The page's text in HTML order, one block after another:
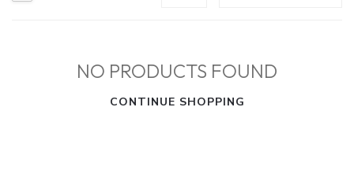
NO PRODUCTS FOUND
CONTINUE SHOPPING